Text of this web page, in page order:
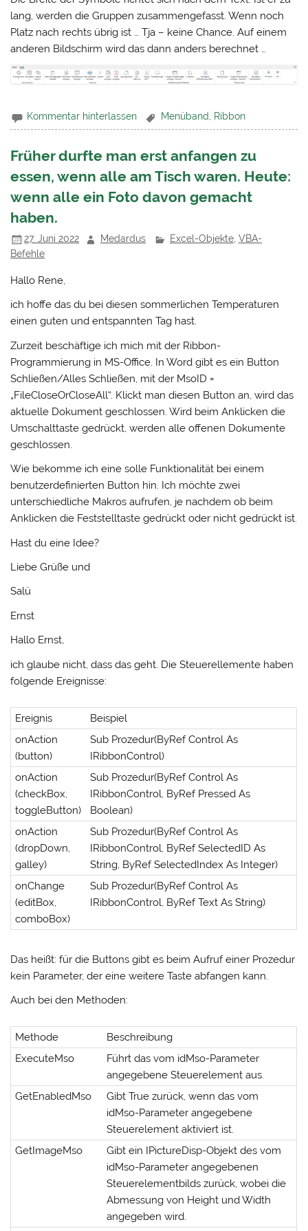
lang, werden die Gruppen zusammengefasst. Wenn noch
Platz nach rechts übrig ist … Tja – keine Chance. Auf einem
anderen Bildschirm wird das dann anders berechnet …
Kommentar hinterlassen Menüband Ribbon
Früher durfte man erst anfangen zu
essen, wenn alle am Tisch waren. Heute:
wenn alle ein Foto davon gemacht
haben.
27. Juni 2022 Medardus Excel-Objekte, VBA-
Befehle
Hallo Rene,
ich hoffe das du bei diesen sommerlichen Temperaturen
einen guten und entspannten Tag hast.
Zurzeit beschäftige ich mich mit der Ribbon-
Programmierung in MS-Office. In Word gibt es ein Button
Schließen/Alles Schließen, mit der MsoID =
„FileCloseOrCloseAll“. Klickt man diesen Button an, wird das
aktuelle Dokument geschlossen. Wird beim Anklicken die
Umschalttaste gedrückt, werden alle offenen Dokumente
geschlossen.
Wie bekomme ich eine solle Funktionalität bei einem
benutzerdefinierten Button hin. Ich möchte zwei
unterschiedliche Makros aufrufen, je nachdem ob beim
Anklicken die Feststelltaste gedrückt oder nicht gedrückt ist.
Hast du eine Idee?
Liebe Grüße und
Salü
Ernst
Hallo Ernst,
ich glaube nicht, dass das geht. Die Steuerellemente haben
folgende Ereignisse:
Ereignis
Beispiel
onAction
(button)
Sub Prozedur(ByRef Control As
IRibbonControl)
onAction
(checkBox,
toggleButton)
Sub Prozedur(ByRef Control As
IRibbonControl, ByRef Pressed As
Boolean)
onAction
(dropDown,
galley)
Sub Prozedur(ByRef Control As
IRibbonControl, ByRef SelectedID As
String, ByRef SelectedIndex As Integer)
onChange
(editBox,
comboBox)
Sub Prozedur(ByRef Control As
IRibbonControl, ByRef Text As String)
Das heißt: für die Buttons gibt es beim Aufruf einer Prozedur
kein Parameter, der eine weitere Taste abfangen kann.
Auch bei den Methoden:
Methode
Beschreibung
ExecuteMso
Führt das vom idMso-Parameter
angegebene Steuerelement aus.
GetEnabledMso
Gibt True zurück, wenn das vom
idMso-Parameter angegebene
Steuerelement aktiviert ist.
GetImageMso
Gibt ein IPictureDisp-Objekt des vom
idMso-Parameter angegebenen
Steuerelementbilds zurück, wobei die
Abmessung von Height und Width
angegeben wird.